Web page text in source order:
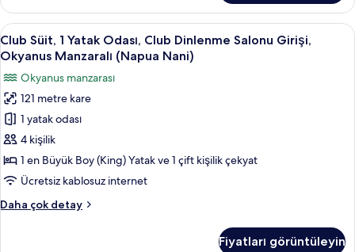
Salonu
Girişi,
Bahçe
Manzaralı
(Napua)
hakkında
daha
fazla
detay
Club
Süit,
Yatak
Odası,
Club
Dinlenme
Salonu
Girişi,
Manzaralı
Club Süit, 1 Yatak Odası, Club
4
Club Süit, 1 Yatak Odası, Club Dinlenme Salonu Girişi,
Okyanus Manzaralı (Napua Nani)
Okyanus manzarası
121 metre kare
1 yatak odası
4 kişilik
1 en Büyük Boy (King) Yatak ve 1 çift kişilik çekyat
Ücretsiz kablosuz internet
Daha çok detay
Club
Fiyatları görüntüleyin